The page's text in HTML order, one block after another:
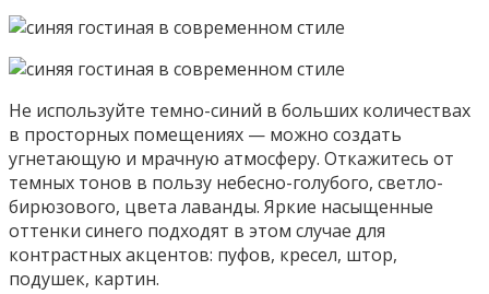
Не используйте темно-синий в больших количествах
в просторных помещениях — можно создать
угнетающую и мрачную атмосферу. Откажитесь от
темных тонов в пользу небесно-голубого, светло-
бирюзового, цвета лаванды. Яркие насыщенные
оттенки синего подходят в этом случае для
контрастных акцентов: пуфов, кресел, штор,
подушек, картин.